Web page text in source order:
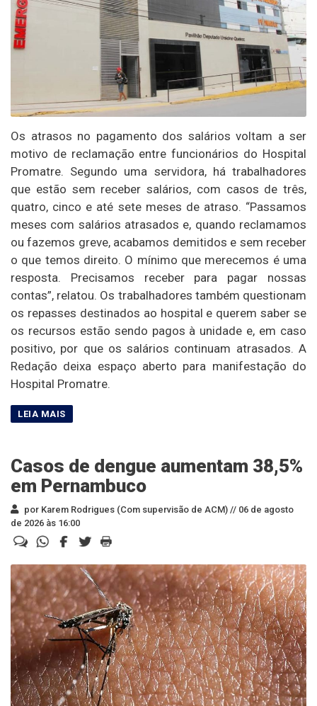
Os atrasos no pagamento dos salários voltam a ser
motivo de reclamação entre funcionários do Hospital
Promatre. Segundo uma servidora, há trabalhadores
que estão sem receber salários, com casos de três,
quatro, cinco e até sete meses de atraso. “Passamos
meses com salários atrasados e, quando reclamamos
ou fazemos greve, acabamos demitidos e sem receber
o que temos direito. O mínimo que merecemos é uma
resposta. Precisamos receber para pagar nossas
contas”, relatou. Os trabalhadores também questionam
os repasses destinados ao hospital e querem saber se
os recursos estão sendo pagos à unidade e, em caso
positivo, por que os salários continuam atrasados. A
Redação deixa espaço aberto para manifestação do
Hospital Promatre.
Casos de dengue aumentam 38,5%
em Pernambuco
por Karem Rodrigues (Com supervisão de ACM) // 06 de agosto
de 2026 às 16:00